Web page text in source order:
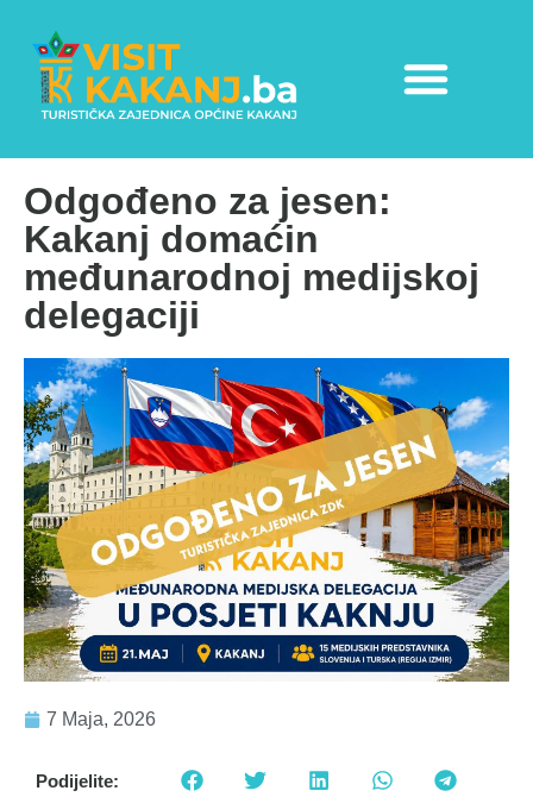
Odgođeno za jesen:
Kakanj domaćin
međunarodnoj medijskoj
delegaciji
7 Maja, 2026
Podijelite: